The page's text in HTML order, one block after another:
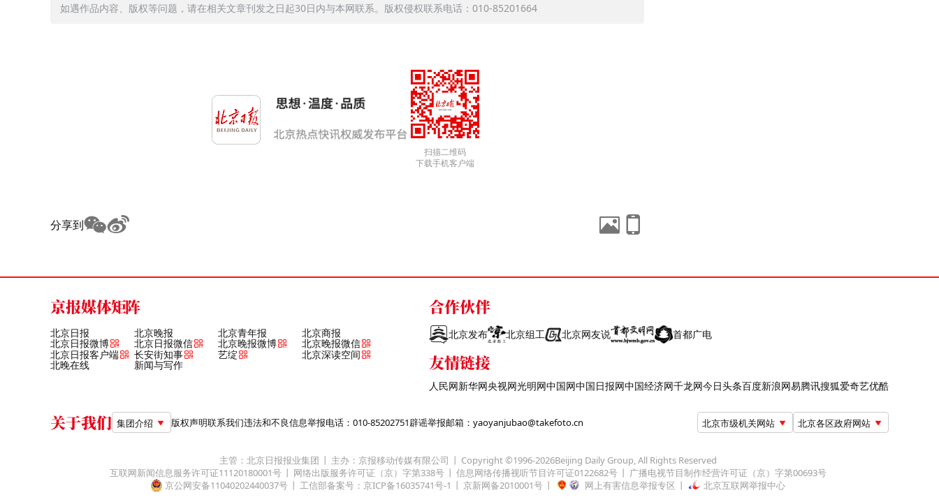
如遇作品内容、版权等问题，请在相关文章刊发之日起30日内与本网联系。版权侵权联系电话：010-85201664
扫描二维码
下载手机客户端
分享到
京报媒体矩阵
北京日报 北京晚报 北京青年报 北京商报
北京日报微博 北京日报微信 北京晚报微博
北京晚报微信
北京日报客户端
长安街知事 艺绽 北京深读空间
北晚在线 新闻与写作
合作伙伴
北京发布 北京组工 北京网友说 首都广电
友情链接
人民网新华网央视网光明网中国网中国日报网中国经济网千龙网今日头条百度新浪网易腾讯搜狐爱奇艺优酷
关于我们 集团介绍 版权声明联系我们违法和不良信息举报电话：010-85202751辟谣举报邮箱：yaoyanjubao@takefoto.cn 北京市级机关网站 北京各区政府网站
主管：北京日报报业集团 主办：京报移动传媒有限公司 Copyright ©1996-2026Beijing Daily Group, All Rights Reserved
互联网新闻信息服务许可证11120180001号
网络出版服务许可证（京）字第338号 信息网络传播视听节目许可证0122682号
广播电视节目制作经营许可证（京）字第00693号
京公网安备11040202440037号
工信部备案号：京ICP备16035741号-1 京新网备2010001号 网上有害信息举报专区 北京互联网举报中心